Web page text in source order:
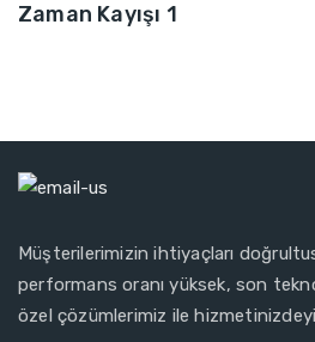
Zaman Kayışı 1
Müşterilerimizin ihtiyaçları
performans oranı yüksek, son
özel çözümlerimiz ile